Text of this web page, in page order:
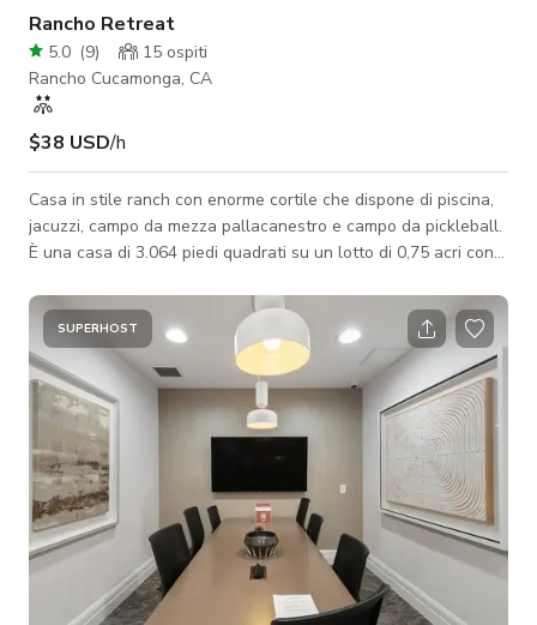
Rancho Retreat
5.0 (9) 15 ospiti
Rancho Cucamonga, CA
$38 USD/h
Casa in stile ranch con enorme cortile che dispone di piscina,
jacuzzi, campo da mezza pallacanestro e campo da pickleball.
È una casa di 3.064 piedi quadrati su un lotto di 0,75 acri con 4
Ottimo posto per ospitare baby shower, quinceañera o feste
di compleanno. ASSOLUTAMENTE NIENTE FESTE
NOTTURNE/RAGERS! No musica ad alto volume la sera.
SUPERHOST